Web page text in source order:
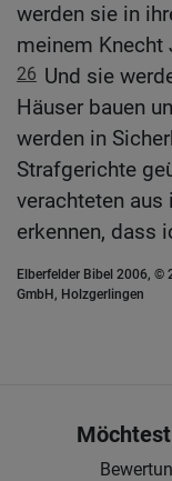
werden sie in
meinem Knecht
26 Und sie
Häuser bauen
werden in
Strafgerichte
verachteten aus
erkennen, dass
Elberfelder Bibel 2006, ©
GmbH, Holzgerlingen